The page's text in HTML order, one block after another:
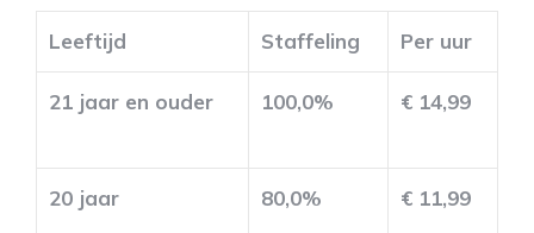
Leeftijd Staffeling Per uur
21 jaar en ouder 100,0% € 14,99
20 jaar 80,0% € 11,99